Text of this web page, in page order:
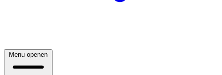
Menu openen